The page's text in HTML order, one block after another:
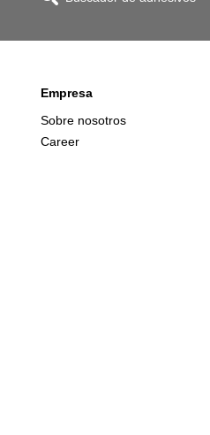
Empresa
Sobre nosotros
Career